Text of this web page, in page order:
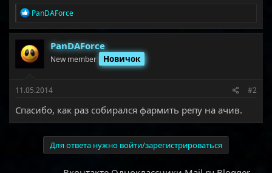
Р
а
к
ц
и
и
PanDAForce
PanDAForce
New member Новичок
11.05.2014 #2
Спасибо, как раз собирался фармить репу на ачив.
Для ответа нужно войти/зарегистрироваться